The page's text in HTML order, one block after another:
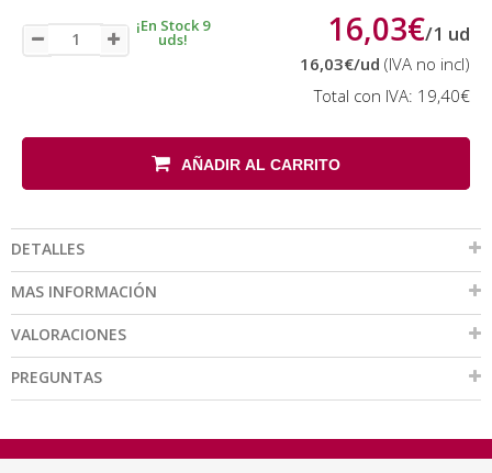
¡En Stock 9
uds! 16,03€/1 ud
16,03€/ud (IVA no incl)
Total con IVA: 19,40€
AÑADIR AL CARRITO
DETALLES
MAS INFORMACIÓN
VALORACIONES
PREGUNTAS